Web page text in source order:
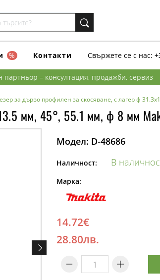
% Контакти Свържете се с нас:
– консултация, продажби, сервиз
за дърво профилен за скосяване, с лагер ф
мм, 45°, 55.1 мм, ф 8 мм
Модел: D-48686
Наличност: В
Марка:
14.72€
28.80лв.